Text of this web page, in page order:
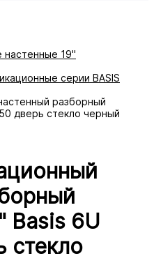
19"
серии BASIS
разборный
дверь стекло черный
Basis 6U
стекло